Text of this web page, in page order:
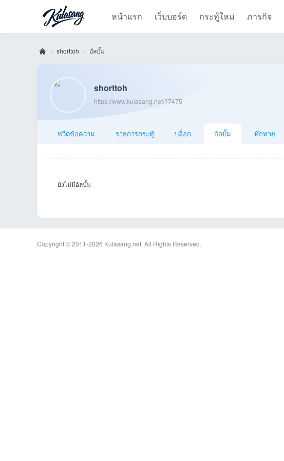
หน้าแรก เว็บบอร์ด กระทู้ใหม่ ภารกิจ
shorttoh อัลบั้ม
shorttoh
https://www.kulasang.net/?7475
ทวีตข้อความ รายการกระทู้ บล็อก อัลบั้ม ทักทาย
ยังไม่มีอัลบั้ม
Copyright © 2011-2026 Kulasang.net. All Rights Reserved.